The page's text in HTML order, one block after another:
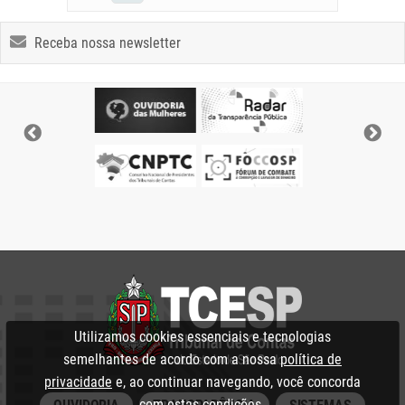
Receba nossa newsletter
Utilizamos cookies essenciais e tecnologias
semelhantes de acordo com a nossapolítica de
privacidade e, ao continuar navegando, você concorda